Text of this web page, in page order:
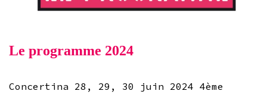
Le programme 2024
Concertina 28, 29, 30 juin 2024 4ème